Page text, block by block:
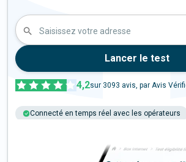
Saisissez votre adresse
Lancer le test
4,2sur 3093 avis, par Avis
Connecté en temps réel avec les opérateurs